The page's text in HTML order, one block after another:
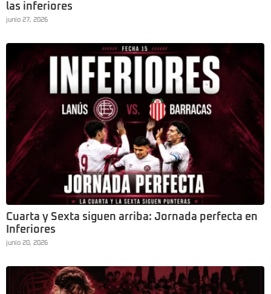
las inferiores
junio 27, 2026
Cuarta y Sexta siguen arriba: Jornada perfecta en
Inferiores
junio 20, 2026